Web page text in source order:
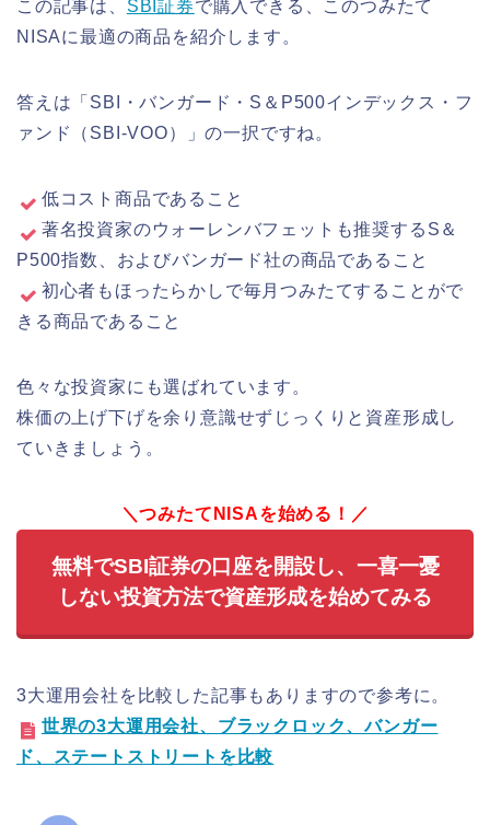
この記事は、 SBI証券で購入できる、このつみたて
NISAに最適の商品を紹介します。
答えは「SBI・バンガード・S＆P500インデックス・フ
ァンド（SBI-VOO）」の一択ですね。
低コスト商品であること
著名投資家のウォーレンバフェットも推奨するS＆
P500指数、およびバンガード社の商品であること
初心者もほったらかしで毎月つみたてすることがで
きる商品であること
色々な投資家にも選ばれています。
株価の上げ下げを余り意識せずじっくりと資産形成し
ていきましょう。
＼つみたてNISAを始める！／
無料でSBI証券の口座を開設し、一喜一憂
しない投資方法で資産形成を始めてみる
3大運用会社を比較した記事もありますので参考に。
世界の3大運用会社、ブラックロック、バンガー
ド、ステートストリートを比較